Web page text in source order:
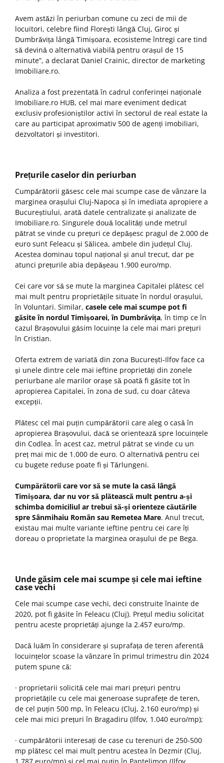
Avem astăzi în periurban comune cu zeci de mii de
locuitori, celebre fiind Florești lângă Cluj, Giroc și
Dumbrăvița lângă Timișoara, ecosisteme întregi care tind
să devină o alternativă viabilă pentru orașul de 15
minute”, a declarat Daniel Crainic, director de marketing
Imobiliare.ro.
Analiza a fost prezentată în cadrul conferinței naționale
Imobiliare.ro HUB, cel mai mare eveniment dedicat
exclusiv profesioniștilor activi în sectorul de real estate la
care au participat aproximativ 500 de agenți imobiliari,
dezvoltatori și investitori.
Prețurile caselor din periurban
Cumpărătorii găsesc cele mai scumpe case de vânzare la
marginea orașului Cluj-Napoca și în imediata apropiere a
Bucureștiului, arată datele centralizate și analizate de
Imobiliare.ro. Singurele două localități unde metrul
pătrat se vinde cu prețuri ce depășesc pragul de 2.000 de
euro sunt Feleacu și Sălicea, ambele din județul Cluj.
Acestea dominau topul național și anul trecut, dar pe
atunci prețurile abia depășeau 1.900 euro/mp.
Cei care vor să se mute la marginea Capitalei plătesc cel
mai mult pentru proprietățile situate în nordul orașului,
în Voluntari. Similar, casele cele mai scumpe pot fi
găsite în nordul Timișoarei, în Dumbrăvița, în timp ce în
cazul Brașovului găsim locuințe la cele mai mari prețuri
în Cristian.
Oferta extrem de variată din zona București-Ilfov face ca
și unele dintre cele mai ieftine proprietăți din zonele
periurbane ale marilor orașe să poată fi găsite tot în
apropierea Capitalei, în zona de sud, cu doar câteva
excepții.
Plătesc cel mai puțin cumpărătorii care aleg o casă în
apropierea Brașovului, dacă se orientează spre locuințele
din Codlea. În acest caz, metrul pătrat se vinde cu un
preț mai mic de 1.000 de euro. O alternativă pentru cei
cu bugete reduse poate fi și Tărlungeni.
Cumpărătorii care vor să se mute la casă lângă
Timișoara, dar nu vor să plătească mult pentru a-și
schimba domiciliul ar trebui să-și orienteze căutările
spre Sânmihaiu Român sau Remetea Mare. Anul trecut,
existau mai multe variante ieftine pentru cei care îți
doreau o proprietate la marginea orașului de pe Bega.
Unde găsim cele mai scumpe și cele mai ieftine
case vechi
Cele mai scumpe case vechi, deci construite înainte de
2020, pot fi găsite în Feleacu (Cluj). Prețul mediu solicitat
pentru aceste proprietăți ajunge la 2.457 euro/mp.
Dacă luăm în considerare și suprafața de teren aferentă
locuințelor scoase la vânzare în primul trimestru din 2024
putem spune că:
· proprietarii solicită cele mai mari prețuri pentru
proprietățile cu cele mai generoase suprafețe de teren,
de cel puțin 500 mp, în Feleacu (Cluj, 2.160 euro/mp) și
cele mai mici prețuri în Bragadiru (Ilfov, 1.040 euro/mp);
· cumpărătorii interesați de case cu terenuri de 250-500
mp plătesc cel mai mult pentru acestea în Dezmir (Cluj,
1.787 euro/mp) și cel mai puțin în Pantelimon (Ilfov,